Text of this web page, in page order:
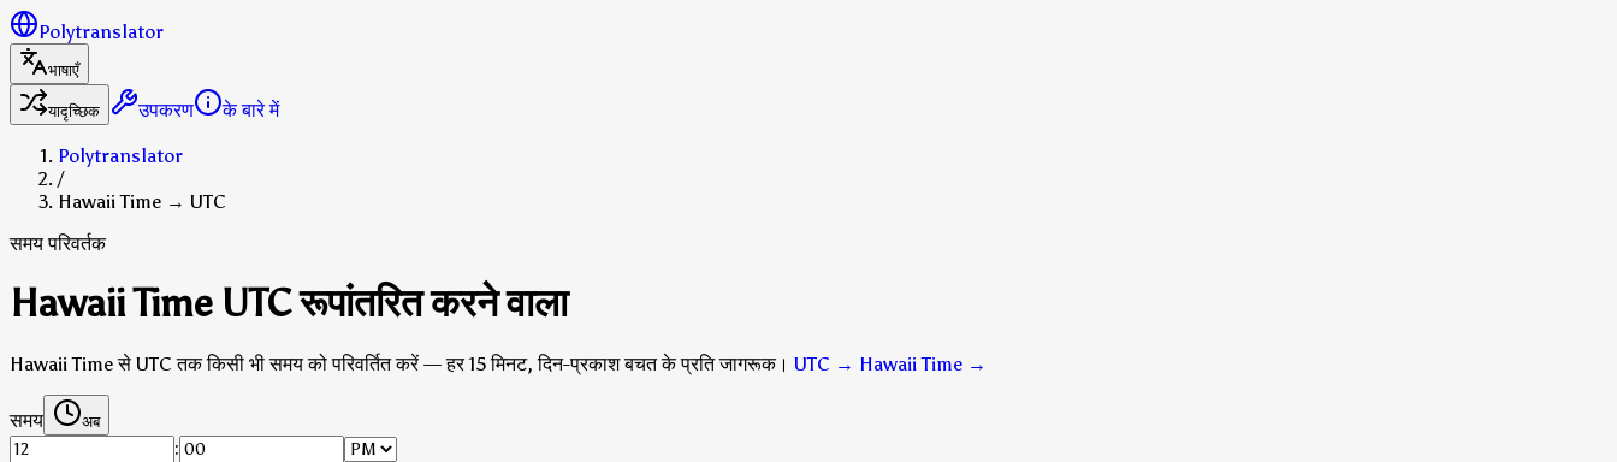
Polytranslator
भाषाएँ
यादृच्छिक
उपकरण
के बारे में
Polytranslator
/
Hawaii Time → UTC
समय परिवर्तक
Hawaii Time UTC रूपांतरित करने वाला
Hawaii Time से UTC तक किसी भी समय को परिवर्तित करें — हर 15 मिनट, दिन-प्रकाश बचत के प्रति जागरूक। UTC → Hawaii Time →
समय अब
: